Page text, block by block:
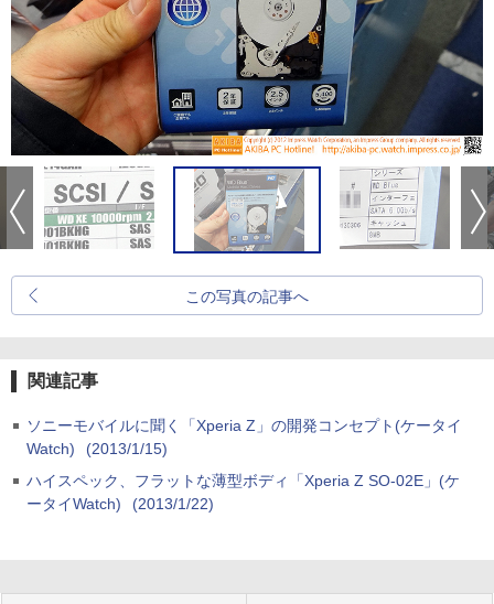
この写真の記事へ
関連記事
ソニーモバイルに聞く「Xperia Z」の開発コンセプト(ケータイ
Watch)
(2013/1/15)
ハイスペック、フラットな薄型ボディ「Xperia Z SO-02E」(ケ
ータイWatch)
(2013/1/22)